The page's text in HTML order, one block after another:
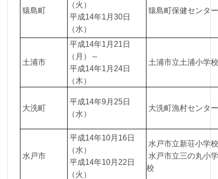
猿島町
（火）
平成14年1月30日
（水）
猿島町保健センター
土浦市
平成14年1月21日
（月）～
平成14年1月24日
（木）
土浦市立土浦小学校
大洗町
平成14年9月25日
（水）
大洗町漁村センター
水戸市
平成14年10月16日
（水）
平成14年10月22日
（火）
水戸市立新荘小学校
水戸市立三の丸小学
校